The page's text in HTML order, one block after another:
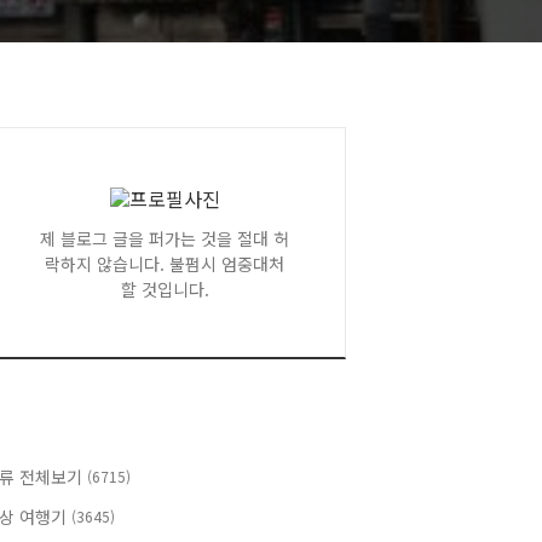
제 블로그 글을 퍼가는 것을 절대 허
락하지 않습니다. 불펌시 엄중대처
할 것입니다.
전체보기 (6715)
여행기 (3645)